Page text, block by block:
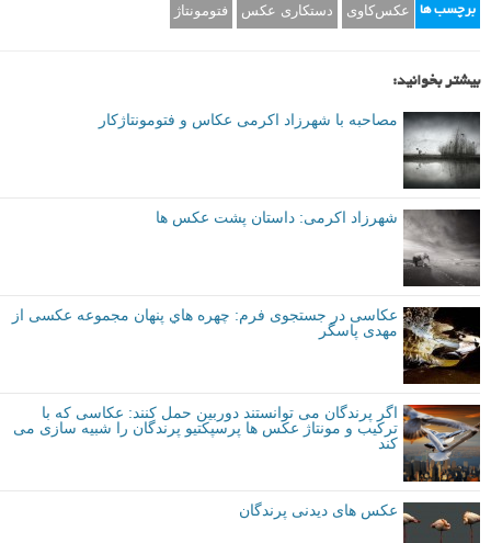
برچسب ها عکس‌کاوی دستکاری عکس فتومونتاژ
بیشتر بخوانید:
مصاحبه با شهرزاد اکرمی عکاس و فتومونتاژكار
شهرزاد اکرمی: داستان پشت عکس ها
عکاسی در جستجوی فرم: چهره هاي پنهان مجموعه عکسی از
مهدی پاسگر
اگر پرندگان می توانستند دوربین حمل کنند: عکاسی که با
ترکیب و مونتاژ عکس ها پرسپکتیو پرندگان را شبیه سازی می
کند
عکس های دیدنی پرندگان